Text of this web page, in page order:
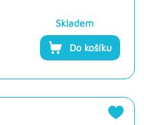
Skladem
Do košíku